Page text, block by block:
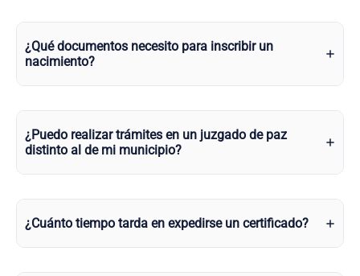
¿Qué documentos necesito para inscribir un
nacimiento?
¿Puedo realizar trámites en un juzgado de paz
distinto al de mi municipio?
¿Cuánto tiempo tarda en expedirse un certificado?